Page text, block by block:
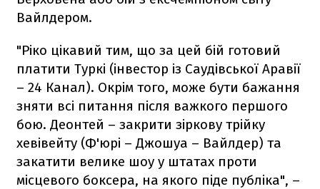
Вайлдером.
"Ріко цікавий тим, що за цей бій готовий
платити Туркі (інвестор із Саудівської Аравії
– 24 Канал). Окрім того, може бути бажання
зняти всі питання після важкого першого
бою. Деонтей – закрити зіркову трійку
хевівейту (Ф'юрі – Джошуа – Вайлдер) та
закатити велике шоу у штатах проти
місцевого боксера, на якого піде публіка", –